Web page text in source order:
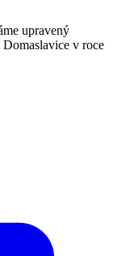
upravený
v roce